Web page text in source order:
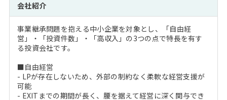
会社紹介
事業継承問題を抱える中小企業を対象とし、「自由経
営」・「投資件数」・「高収入」の3つの点で特長を有す
る投資会社です。
■自由経営
- LPが存在しないため、外部の制約なく柔軟な経営支援が
可能
- EXITまでの期間が長く、腰を据えて経営に深く関与でき